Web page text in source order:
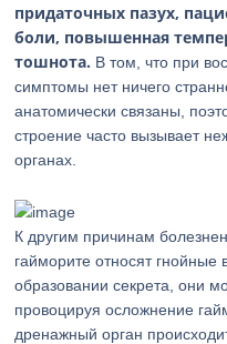
придаточных пазух,
боли, повышенная
тошнота. В том, что при
симптомы нет ничего
анатомически связаны,
строение часто вызывает
органах.
К другим причинам
гайморите относят
образовании секрета, они
провоцируя осложнение
дренажный орган